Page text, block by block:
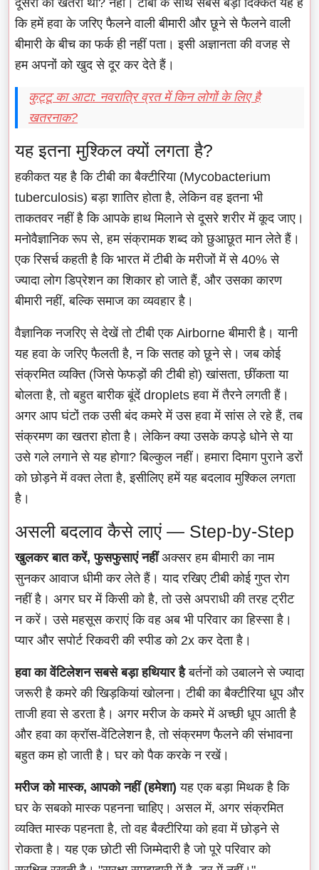
कि हमें हवा के जरिए फैलने वाली बीमारी और छूने से फैलने वाली
बीमारी के बीच का फर्क ही नहीं पता। इसी अज्ञानता की वजह से
हम अपनों को खुद से दूर कर देते हैं।
कुट्टू का आटा: नवरात्रि व्रत में किन लोगों के लिए है
खतरनाक?
यह इतना मुश्किल क्यों लगता है?
हकीकत यह है कि टीबी का बैक्टीरिया (Mycobacterium
tuberculosis) बड़ा शातिर होता है, लेकिन वह इतना भी
ताकतवर नहीं है कि आपके हाथ मिलाने से दूसरे शरीर में कूद जाए।
मनोवैज्ञानिक रूप से, हम संक्रामक शब्द को छुआछूत मान लेते हैं।
एक रिसर्च कहती है कि भारत में टीबी के मरीजों में से 40% से
ज्यादा लोग डिप्रेशन का शिकार हो जाते हैं, और उसका कारण
बीमारी नहीं, बल्कि समाज का व्यवहार है।
वैज्ञानिक नजरिए से देखें तो टीबी एक Airborne बीमारी है। यानी
यह हवा के जरिए फैलती है, न कि सतह को छूने से। जब कोई
संक्रमित व्यक्ति (जिसे फेफड़ों की टीबी हो) खांसता, छींकता या
बोलता है, तो बहुत बारीक बूंदें droplets हवा में तैरने लगती हैं।
अगर आप घंटों तक उसी बंद कमरे में उस हवा में सांस ले रहे हैं, तब
संक्रमण का खतरा होता है। लेकिन क्या उसके कपड़े धोने से या
उसे गले लगाने से यह होगा? बिल्कुल नहीं। हमारा दिमाग पुराने डरों
को छोड़ने में वक्त लेता है, इसीलिए हमें यह बदलाव मुश्किल लगता
है।
असली बदलाव कैसे लाएं — Step-by-Step
खुलकर बात करें, फुसफुसाएं नहींअक्सर हम बीमारी का नाम
सुनकर आवाज धीमी कर लेते हैं। याद रखिए टीबी कोई गुप्त रोग
नहीं है। अगर घर में किसी को है, तो उसे अपराधी की तरह ट्रीट
न करें। उसे महसूस कराएं कि वह अब भी परिवार का हिस्सा है।
प्यार और सपोर्ट रिकवरी की स्पीड को 2x कर देता है।
हवा का वेंटिलेशन सबसे बड़ा हथियार हैबर्तनों को उबालने से ज्यादा
जरूरी है कमरे की खिड़कियां खोलना। टीबी का बैक्टीरिया धूप और
ताजी हवा से डरता है। अगर मरीज के कमरे में अच्छी धूप आती है
और हवा का क्रॉस-वेंटिलेशन है, तो संक्रमण फैलने की संभावना
बहुत कम हो जाती है। घर को पैक करके न रखें।
मरीज को मास्क, आपको नहीं (हमेशा) यह एक बड़ा मिथक है कि
घर के सबको मास्क पहनना चाहिए। असल में, अगर संक्रमित
व्यक्ति मास्क पहनता है, तो वह बैक्टीरिया को हवा में छोड़ने से
रोकता है। यह एक छोटी सी जिम्मेदारी है जो पूरे परिवार को